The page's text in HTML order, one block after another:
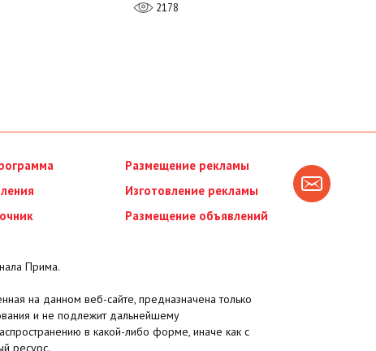
2178
Размещение рекламы
Изготовление рекламы
Размещение объявлений
Прима.
на данном веб-сайте, предназначена только
и не подлежит дальнейшему
в какой-либо форме, иначе как с
ресурс.